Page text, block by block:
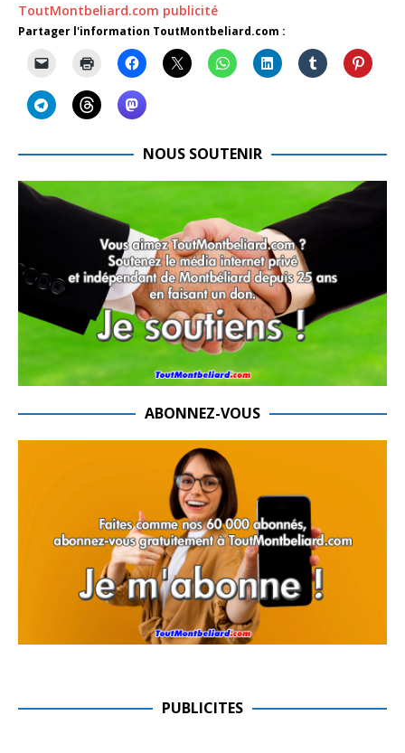
ToutMontbeliard.com publicité
Partager l'information ToutMontbeliard.com :
NOUS SOUTENIR
ABONNEZ-VOUS
PUBLICITES